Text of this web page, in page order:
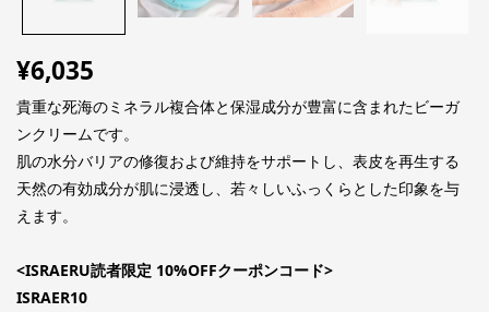
¥6,035
貴重な死海のミネラル複合体と保湿成分が豊富に含まれたビーガ
ンクリームです。
肌の水分バリアの修復および維持をサポートし、表皮を再生する
天然の有効成分が肌に浸透し、若々しいふっくらとした印象を与
えます。
<ISRAERU読者限定 10%OFFクーポンコード>
ISRAER10